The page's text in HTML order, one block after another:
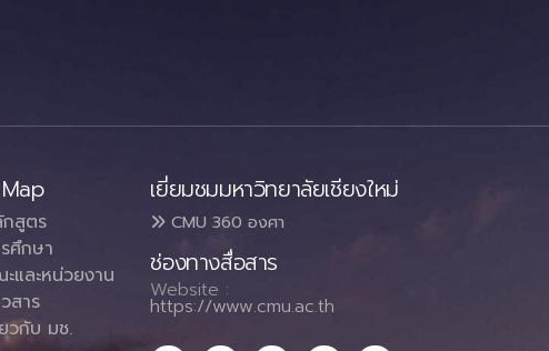
สูตร
ศึกษา
และหน่วยงาน
สาร
วกับ มช.
เยี่ยมชมมหาวิทยาลัยเชียงใหม่
CMU 360 องศา
ช่องทางสื่อสาร
Website :
https://www.cmu.ac.th